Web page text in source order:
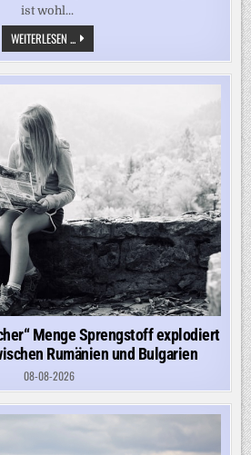
ist wohl...
WEITERLESEN ...BUNDESWEHR
MELDET
DROHNEN
ÜBER
„PATRIOT-
MATERIAL
130
METER
UNTER
DER
ERDE
Menge Sprengstoff explodiert
Rumänien und Bulgarien
08-08-2026